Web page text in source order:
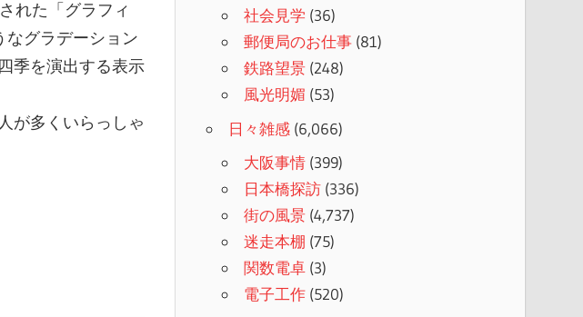
れた「グラフィ
なグラデーション
季を演出する表示
が多くいらっしゃ
社会見学 (36)
郵便局のお仕事 (81)
鉄路望景 (248)
風光明媚 (53)
日々雑感 (6,066)
大阪事情 (399)
日本橋探訪 (336)
街の風景 (4,737)
迷走本棚 (75)
関数電卓 (3)
電子工作 (520)